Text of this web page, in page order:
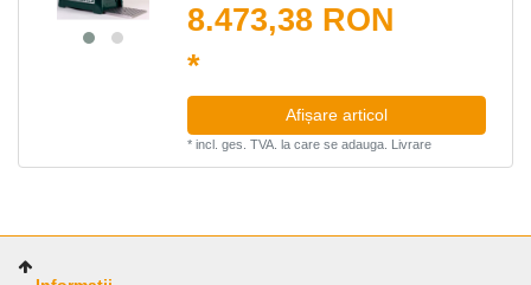
8.473,38 RON
*
Afișare articol
*incl. ges. TVA. la care se adauga. Livrare